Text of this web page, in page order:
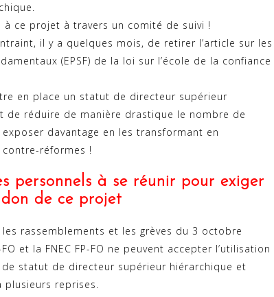
ce projet à travers un comité de suivi !
il y a quelques mois, de retirer l’article sur les
(EPSF) de la loi sur l’école de la confiance
en place un statut de directeur supérieur
réduire de manière drastique le nombre de
davantage en les transformant en
réformes !
personnels à se réunir pour exiger
de ce projet
rassemblements et les grèves du 3 octobre
et la FNEC FP-FO ne peuvent accepter l’utilisation
statut de directeur supérieur hiérarchique et
plusieurs reprises.